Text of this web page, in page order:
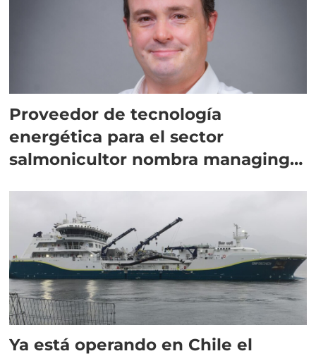
Proveedor de tecnología
energética para el sector
salmonicultor nombra managing
Ya está operando en Chile el